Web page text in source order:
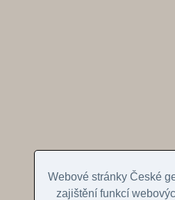
Webové stránky České
zajištění funkcí